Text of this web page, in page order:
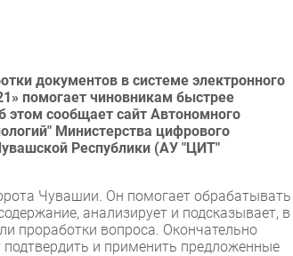
документов в системе электронного
помогает чиновникам быстрее
этом сообщает сайт Автономного
Министерства цифрового
Республики (АУ "ЦИТ"
Чувашии. Он помогает обрабатывать
анализирует и подсказывает, в
проработки вопроса. Окончательно
подтвердить и применить предложенные